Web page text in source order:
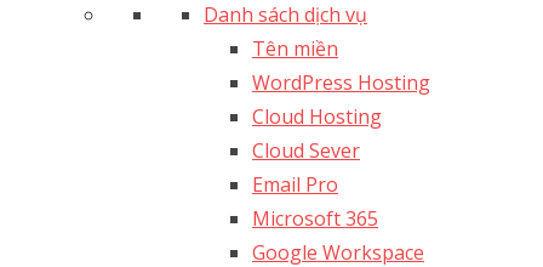
Danh sách dịch vụ
Tên miền
WordPress Hosting
Cloud Hosting
Cloud Sever
Email Pro
Microsoft 365
Google Workspace